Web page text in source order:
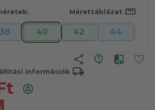
Mérettáblázat straighten
38 40 42 44
share
információk local_shipping